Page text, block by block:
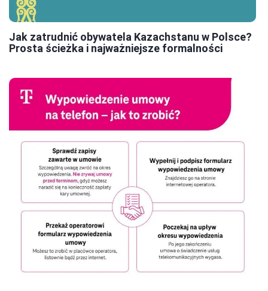
Jak zatrudnić obywatela Kazachstanu w Polsce?
Prosta ścieżka i najważniejsze formalności